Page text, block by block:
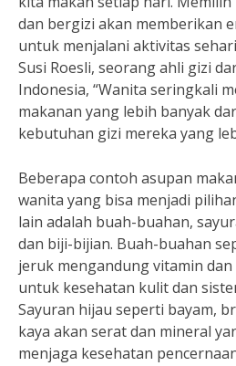
dan bergizi akan memberikan
untuk menjalani aktivitas
Susi Roesli, seorang ahli gizi
Indonesia, “Wanita seringkali
makanan yang lebih banyak
kebutuhan gizi mereka yang
Beberapa contoh asupan
wanita yang bisa menjadi
lain adalah buah-buahan,
dan biji-bijian. Buah-buahan
jeruk mengandung vitamin
untuk kesehatan kulit dan
Sayuran hijau seperti bayam,
kaya akan serat dan mineral
menjaga kesehatan